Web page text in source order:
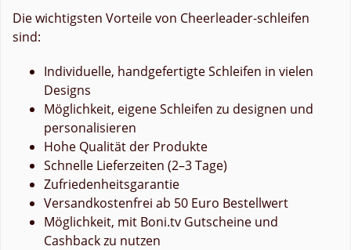
Die wichtigsten Vorteile von Cheerleader-schleifen
sind:
Individuelle, handgefertigte Schleifen in vielen
Designs
Möglichkeit, eigene Schleifen zu designen und
personalisieren
Hohe Qualität der Produkte
Schnelle Lieferzeiten (2–3 Tage)
Zufriedenheitsgarantie
Versandkostenfrei ab 50 Euro Bestellwert
Möglichkeit, mit Boni.tv Gutscheine und
Cashback zu nutzen